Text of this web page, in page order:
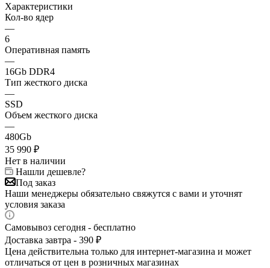
Характеристики
Кол-во ядер
—
6
Оперативная память
—
16Gb DDR4
Тип жесткого диска
—
SSD
Объем жесткого диска
—
480Gb
35 990 ₽
Нет в наличии
Нашли дешевле?
Под заказ
Наши менеджеры обязательно свяжутся с вами и уточнят
условия заказа
Самовывоз сегодня - бесплатно
Доставка завтра - 390 ₽
Цена действительна только для интернет-магазина и может
отличаться от цен в розничных магазинах